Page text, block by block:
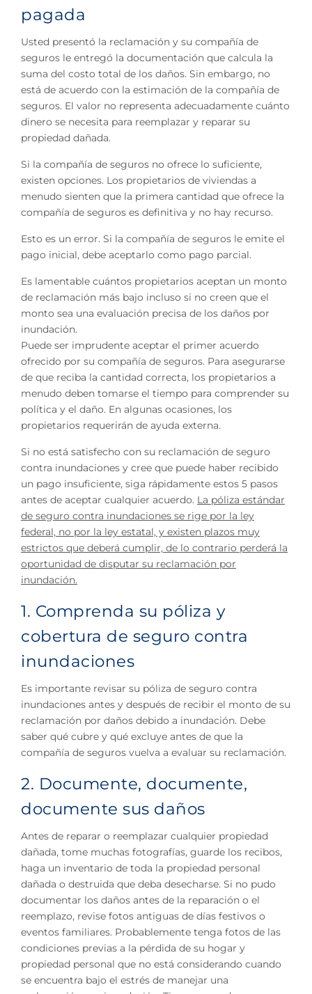
pagada
Usted presentó la reclamación y su compañía de
seguros le entregó la documentación que calcula la
suma del costo total de los daños. Sin embargo, no
está de acuerdo con la estimación de la compañía de
seguros. El valor no representa adecuadamente cuánto
dinero se necesita para reemplazar y reparar su
propiedad dañada.
Si la compañía de seguros no ofrece lo suficiente,
existen opciones. Los propietarios de viviendas a
menudo sienten que la primera cantidad que ofrece la
compañía de seguros es definitiva y no hay recurso.
Esto es un error. Si la compañía de seguros le emite el
pago inicial, debe aceptarlo como pago parcial.
Es lamentable cuántos propietarios aceptan un monto
de reclamación más bajo incluso si no creen que el
monto sea una evaluación precisa de los daños por
inundación.
Puede ser imprudente aceptar el primer acuerdo
ofrecido por su compañía de seguros. Para asegurarse
de que reciba la cantidad correcta, los propietarios a
menudo deben tomarse el tiempo para comprender su
política y el daño. En algunas ocasiones, los
propietarios requerirán de ayuda externa.
Si no está satisfecho con su reclamación de seguro
contra inundaciones y cree que puede haber recibido
un pago insuficiente, siga rápidamente estos 5 pasos
antes de aceptar cualquier acuerdo. La póliza estándar
de seguro contra inundaciones se rige por la ley
federal, no por la ley estatal, y existen plazos muy
estrictos que deberá cumplir, de lo contrario perderá la
oportunidad de disputar su reclamación por
inundación.
1. Comprenda su póliza y
cobertura de seguro contra
inundaciones
Es importante revisar su póliza de seguro contra
inundaciones antes y después de recibir el monto de su
reclamación por daños debido a inundación. Debe
saber qué cubre y qué excluye antes de que la
compañía de seguros vuelva a evaluar su reclamación.
2. Documente, documente,
documente sus daños
Antes de reparar o reemplazar cualquier propiedad
dañada, tome muchas fotografías, guarde los recibos,
haga un inventario de toda la propiedad personal
dañada o destruida que deba desecharse. Si no pudo
documentar los daños antes de la reparación o el
reemplazo, revise fotos antiguas de días festivos o
eventos familiares. Probablemente tenga fotos de las
condiciones previas a la pérdida de su hogar y
propiedad personal que no está considerando cuando
se encuentra bajo el estrés de manejar una